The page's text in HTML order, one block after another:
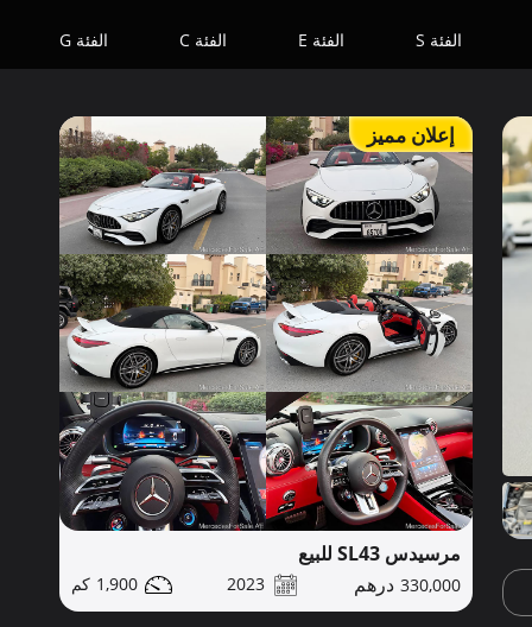
الفئة S الفئة E الفئة C الفئة G
إعلان مميز
مرسيدس SL43 للبيع
330,000
2023
1,900